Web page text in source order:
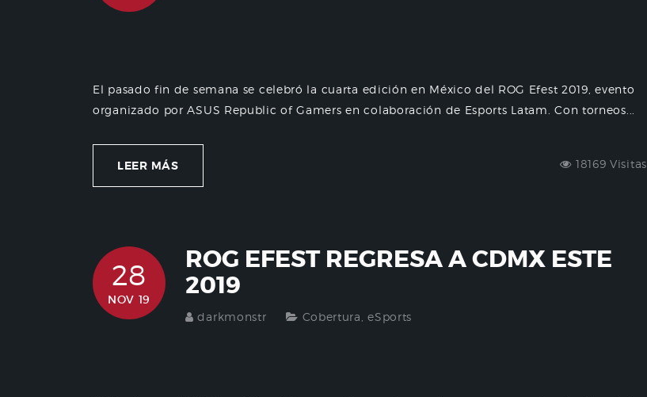
El pasado fin de semana se celebró la cuarta edición en México del ROG Efest 2019, evento
organizado por ASUS Republic of Gamers en colaboración de Esports Latam. Con torneos...
LEER MÁS 18169 Visitas
28
NOV 19
ROG EFEST REGRESA A CDMX ESTE
2019
darkmonstr Cobertura ,eSports